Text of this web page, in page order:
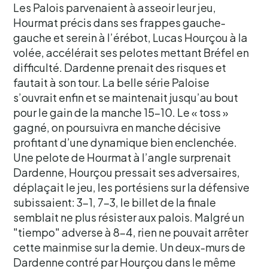
Les Palois parvenaient à asseoir leur jeu,
Hourmat précis dans ses frappes gauche-
gauche et serein à l’érébot, Lucas Hourçou à la
volée, accélérait ses pelotes mettant Bréfel en
difficulté. Dardenne prenait des risques et
fautait à son tour. La belle série Paloise
s’ouvrait enfin et se maintenait jusqu’au bout
pour le gain de la manche 15-10. Le « toss »
gagné, on poursuivra en manche décisive
profitant d’une dynamique bien enclenchée.
Une pelote de Hourmat à l’angle surprenait
Dardenne, Hourçou pressait ses adversaires,
déplaçait le jeu, les portésiens sur la défensive
subissaient: 3-1, 7-3, le billet de la finale
semblait ne plus résister aux palois. Malgré un
"tiempo" adverse à 8-4, rien ne pouvait arrêter
cette mainmise sur la demie. Un deux-murs de
Dardenne contré par Hourçou dans le même